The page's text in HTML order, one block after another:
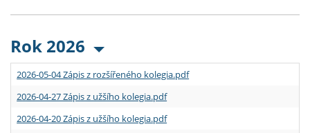
Rok 2026
2026-05-04 Zápis z rozšířeného kolegia.pdf
2026-04-27 Zápis z užšího kolegia.pdf
2026-04-20 Zápis z užšího kolegia.pdf